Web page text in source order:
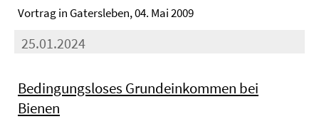
Vortrag in Gatersleben, 04. Mai 2009
25.01.2024
Bedingungsloses Grundeinkommen bei
Bienen